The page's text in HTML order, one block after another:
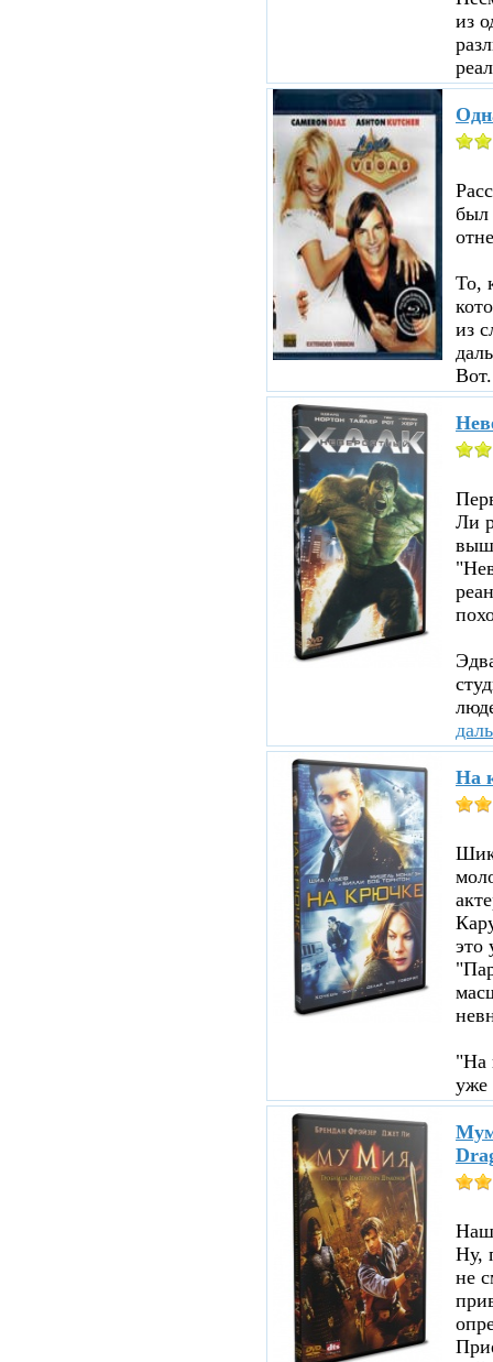
из
был
То,
из
Ли
На
это
"На
уже
Ну,
не